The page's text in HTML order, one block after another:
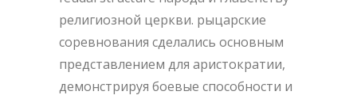
религиозной церкви. рыцарские
соревнования сделались основным
представлением для аристократии,
демонстрируя боевые способности и